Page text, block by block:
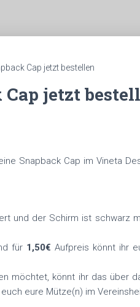
Cap jetzt bestellen
Cap jetzt
Snapback Cap im Vineta
und der Schirm ist schwarz
für 1,50€ Aufpreis könnt ihr
möchtet, könnt ihr das über
eure Mütze(n) im